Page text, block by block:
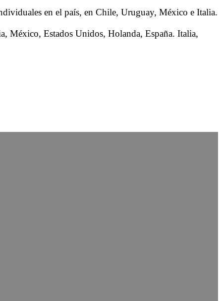
en el país, en Chile, Uruguay, México e Italia.
México, Estados Unidos, Holanda, España. Italia,